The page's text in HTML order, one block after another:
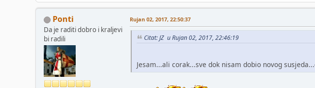
Ponti
Da je raditi dobro i kraljevi
bi radili
Rujan 02, 2017, 22:50:37
Citat: JZ u Rujan 02, 2017, 22:46:19
Jesam...ali corak...sve dok nisam dobio novog